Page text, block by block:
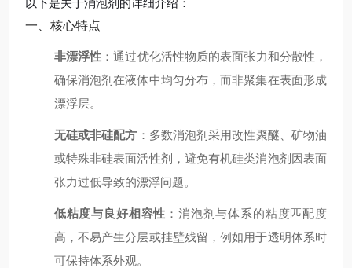
以下是关于消泡剂的详细介绍：
一、核心特点
非漂浮性 ：通过优化活性物质的表面张力和分散性，
确保消泡剂在液体中均匀分布，而非聚集在表面形成
漂浮层。
无硅或非硅配方 ：多数消泡剂采用改性聚醚、矿物油
或特殊非硅表面活性剂，避免有机硅类消泡剂因表面
张力过低导致的漂浮问题。
低粘度与良好相容性 ：消泡剂与体系的粘度匹配度
高，不易产生分层或挂壁残留，例如用于透明体系时
可保持体系外观。